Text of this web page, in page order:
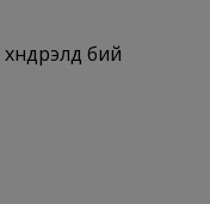
бий